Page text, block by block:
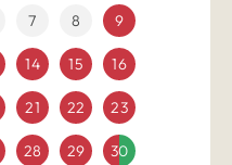
7 8 9
14 15 16
21 22 23
28 29 30